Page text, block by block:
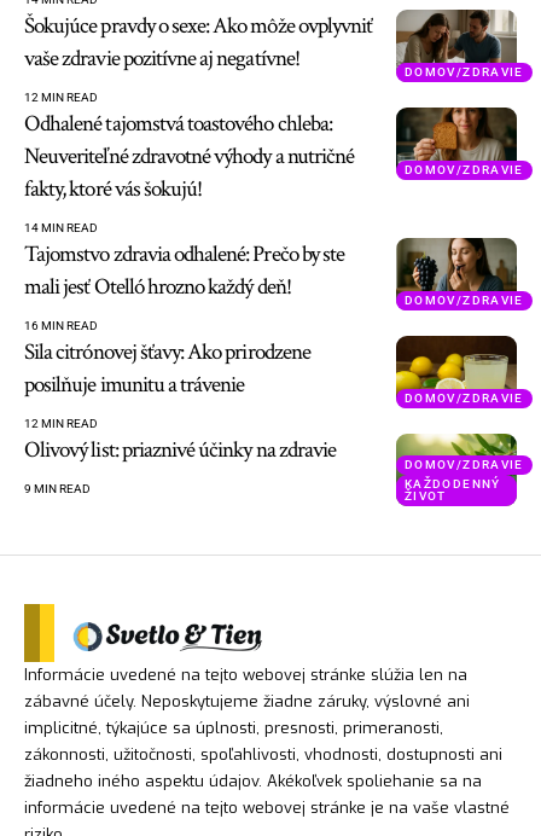
DOMOV/ZDRAVIE
Šokujúce pravdy o sexe: Ako môže ovplyvniť
vaše zdravie pozitívne aj negatívne!
12 MIN READ
DOMOV/ZDRAVIE
Odhalené tajomstvá toastového chleba:
Neuveriteľné zdravotné výhody a nutričné
fakty, ktoré vás šokujú!
14 MIN READ
DOMOV/ZDRAVIE
Tajomstvo zdravia odhalené: Prečo by ste
mali jesť Otelló hrozno každý deň!
16 MIN READ
DOMOV/ZDRAVIE
Sila citrónovej šťavy: Ako prirodzene
posilňuje imunitu a trávenie
12 MIN READ
DOMOV/ZDRAVIE
KAŽDODENNÝ
ŽIVOT
Olivový list: priaznivé účinky na zdravie
9 MIN READ
Informácie uvedené na tejto webovej stránke slúžia len na
zábavné účely. Neposkytujeme žiadne záruky, výslovné ani
implicitné, týkajúce sa úplnosti, presnosti, primeranosti,
zákonnosti, užitočnosti, spoľahlivosti, vhodnosti, dostupnosti ani
žiadneho iného aspektu údajov. Akékoľvek spoliehanie sa na
informácie uvedené na tejto webovej stránke je na vaše vlastné